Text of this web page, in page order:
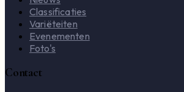
Classificaties
Variëteiten
Evenementen
Foto's
Contact